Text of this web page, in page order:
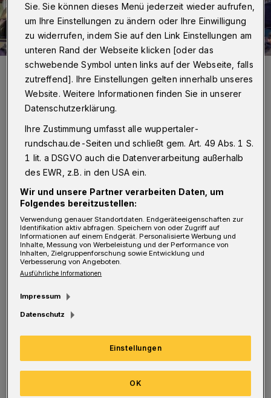
Die Kosten für die Organisation des Vohwinkeler Flohmarkts sind
gestiegen. Rechnungen aus dem vergagenen Jahr noch nicht
bezahlt. Wie wird es 2019 weiter gehen?
Foto: Mikko Schümmelfeder
Von Hannah Florian und Dirk Lotze
400 Aussteller, acht Tonnen Müll und 3.000
Verkehrsschilder. Letztere könnten dem
Veranstalter des Vohwinkeler Flohmarkts jetzt
zum Verhängnis werden. Am 28. Februar wird
Zivilklage verhandelt, in der vom Beklagten,
dem Verein Vohwinkeler Flohmarkt, rund
8.800 Euro Restforderungen geltend gemacht
werden.
Der Kläger, so die Auskunft des Landgerichts,
Sie. Sie können dieses Menü jederzeit wieder aufrufen,
um Ihre Einstellungen zu ändern oder Ihre Einwilligung
zu widerrufen, indem Sie auf den Link Einstellungen am
unteren Rand der Webseite klicken [oder das
schwebende Symbol unten links auf der Webseite, falls
zutreffend]. Ihre Einstellungen gelten innerhalb unseres
Website. Weitere Informationen finden Sie in unserer
Datenschutzerklärung.
Ihre Zustimmung umfasst alle wuppertaler-
rundschau.de-Seiten und schließt gem. Art. 49 Abs. 1 S.
1 lit. a DSGVO auch die Datenverarbeitung außerhalb
des EWR, z.B. in den USA ein.
Wir und unsere Partner verarbeiten Daten, um
Folgendes bereitzustellen:
Verwendung genauer Standortdaten. Endgeräteeigenschaften zur
Identifikation aktiv abfragen. Speichern von oder Zugriff auf
Informationen auf einem Endgerät. Personalisierte Werbung und
Inhalte, Messung von Werbeleistung und der Performance von
Inhalten, Zielgruppenforschung sowie Entwicklung und
Verbesserung von Angeboten.
Ausführliche Informationen
Impressum
Datenschutz
Einstellungen
OK